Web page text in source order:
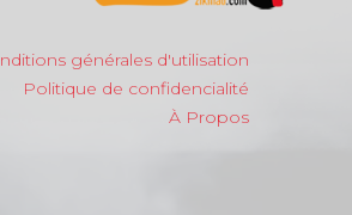
générales d'utilisation
Politique de confidencialité
À Propos